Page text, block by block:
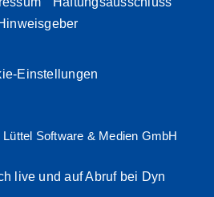
Einstellungen
Lüttel Software & Medien GmbH
live und auf Abruf bei Dyn